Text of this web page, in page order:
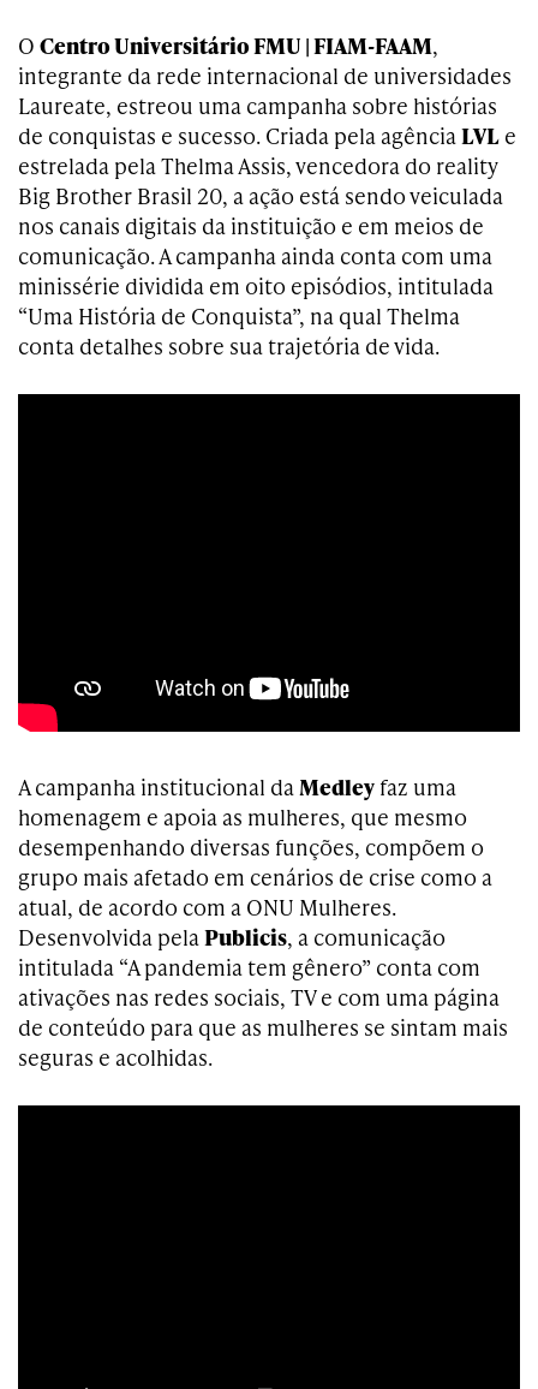
O Centro Universitário FMU | FIAM-FAAM,
integrante da rede internacional de universidades
Laureate, estreou uma campanha sobre histórias
de conquistas e sucesso. Criada pela agênciaLVL e
estrelada pela Thelma Assis, vencedora do reality
Big Brother Brasil 20, a ação está sendo veiculada
nos canais digitais da instituição e em meios de
comunicação. A campanha ainda conta com uma
minissérie dividida em oito episódios, intitulada
“Uma História de Conquista”, na qual Thelma
conta detalhes sobre sua trajetória de vida.
A campanha institucional daMedley faz uma
homenagem e apoia as mulheres, que mesmo
desempenhando diversas funções, compõem o
grupo mais afetado em cenários de crise como a
atual, de acordo com a ONU Mulheres.
Desenvolvida pelaPublicis, a comunicação
intitulada “A pandemia tem gênero” conta com
ativações nas redes sociais, TV e com uma página
de conteúdo para que as mulheres se sintam mais
seguras e acolhidas.